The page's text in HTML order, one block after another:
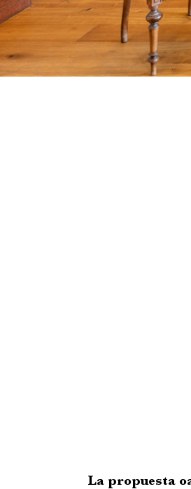
La propuesta